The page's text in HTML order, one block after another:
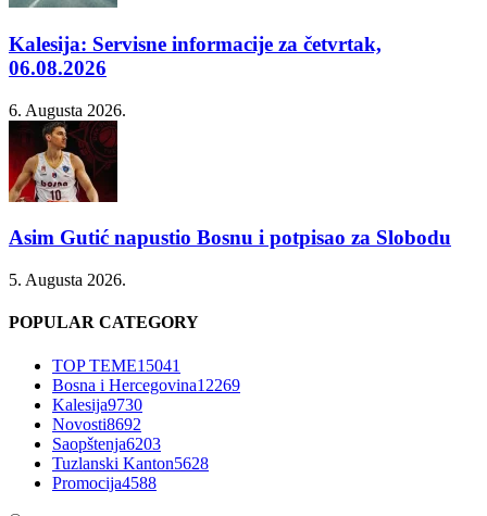
Kalesija: Servisne informacije za četvrtak,
06.08.2026
6. Augusta 2026.
Asim Gutić napustio Bosnu i potpisao za Slobodu
5. Augusta 2026.
POPULAR CATEGORY
TOP TEME15041
Bosna i Hercegovina12269
Kalesija9730
Novosti8692
Saopštenja6203
Tuzlanski Kanton5628
Promocija4588